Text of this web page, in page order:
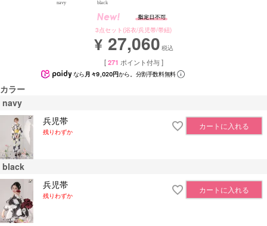
navy black
3点セット(浴衣/兵児帯/帯紐)
¥ 27,060 税込
[ 271 ポイント付与 ]
なら 月々9,020円から。分割手数料無料
カラー
navy
兵児帯
残りわずか
カートに入れる
black
兵児帯
残りわずか
カートに入れる